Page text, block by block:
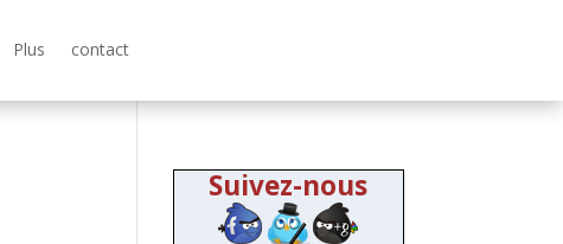
Plus contact
Suivez-nous